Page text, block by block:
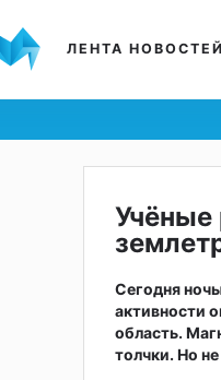
ЛЕНТА НОВОСТЕЙ
Учёные
Сегодня
активности
область.
толчки. Но